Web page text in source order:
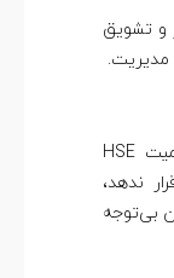
و تشویق
مدیریت.
توضیح: اگر رهبری سازمان به اهمیت HSE
ندهد،
بی‌توجه